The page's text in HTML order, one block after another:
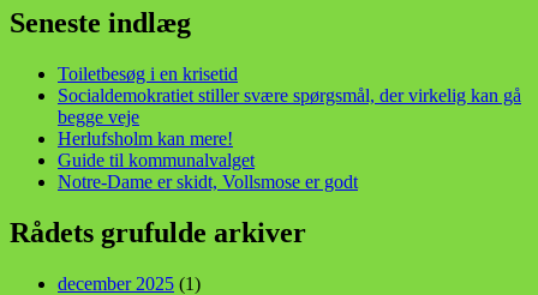
Seneste indlæg
Toiletbesøg i en krisetid
Socialdemokratiet stiller svære spørgsmål, der virkelig kan gå
begge veje
Herlufsholm kan mere!
Guide til kommunalvalget
Notre-Dame er skidt, Vollsmose er godt
Rådets grufulde arkiver
december 2025 (1)